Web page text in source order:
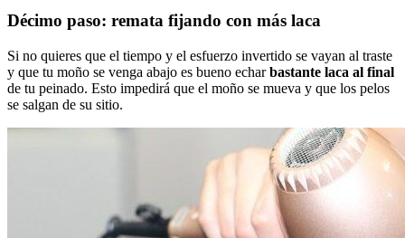
Décimo paso: remata fijando con más laca
Si no quieres que el tiempo y el esfuerzo invertido se vayan al traste
y que tu moño se venga abajo es bueno echarbastante laca al final
de tu peinado. Esto impedirá que el moño se mueva y que los pelos
se salgan de su sitio.